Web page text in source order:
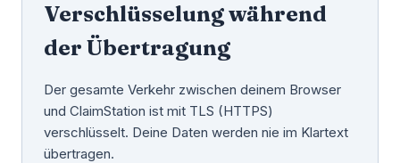
Verschlüsselung während
der Übertragung
Der gesamte Verkehr zwischen deinem Browser
und ClaimStation ist mit TLS (HTTPS)
verschlüsselt. Deine Daten werden nie im Klartext
übertragen.